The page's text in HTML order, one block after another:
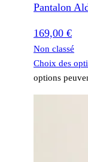
Pantalon
169,00 €
Non classé
Choix des
options